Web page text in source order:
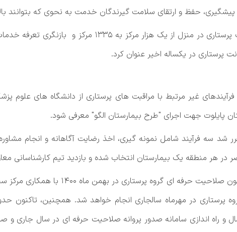
پیشگیری، حفظ و ارتقای سلامت گیرندگان خدمت به نحوی که
عبادی، توسعه مراکز مراقبت پرستاری در
پرستاری در یکساله اخیر عنوان کرد.
غیر مرتبط با مراقبت های پرستاری از دانشگاه های علوم
پایلوت جهت اجرای "طرح بیمارستان الگو" معرفی شود.
شد سه فرآیند شامل نمونه گیری، اخذ رضایت آگاهانه و انجام
در هر منطقه یک بیمارستان انتخاب شده و بازدید تیم کارشناسانی
و راه اندازی سامانه صدور پروانه صلاحیت حرفه ای در سال جاری و